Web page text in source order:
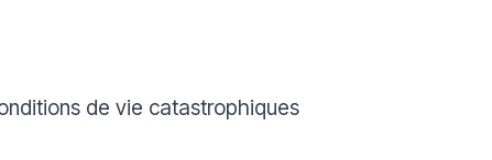
de vie catastrophiques